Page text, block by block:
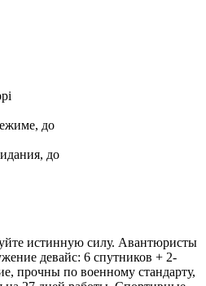
до
до
истинную силу. Авантюристы
девайс: 6 спутников + 2-
прочны по военному стандарту,